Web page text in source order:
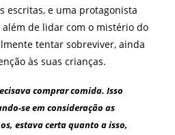
escritas, e uma protagonista
além de lidar com o mistério do
tentar sobreviver, ainda
às suas crianças.
comprar comida. Isso
se em consideração as
estava certa quanto a isso,